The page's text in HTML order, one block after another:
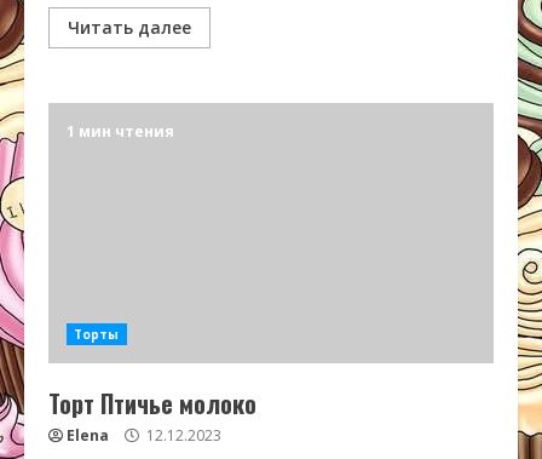
Читать далее
1 мин чтения
Торты
Торт Птичье молоко
Elena 12.12.2023